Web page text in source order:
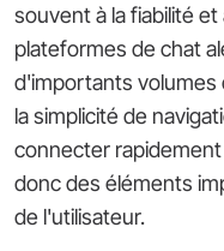
souvent à la fiabilité et
plateformes de chat
d'importants volumes
la simplicité de
connecter
donc des éléments
de l'utilisateur.